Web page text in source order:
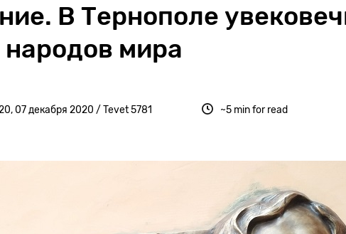
В Тернополе
мира
07 декабря 2020 / Tevet 5781 ~5 min for read